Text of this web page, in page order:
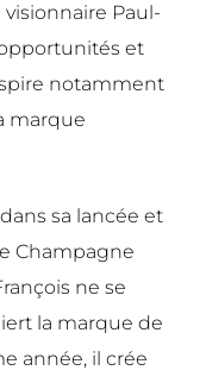
Paul-
et
notamment
marque
sa lancée et
Champagne
ne se
la marque de
année, il crée